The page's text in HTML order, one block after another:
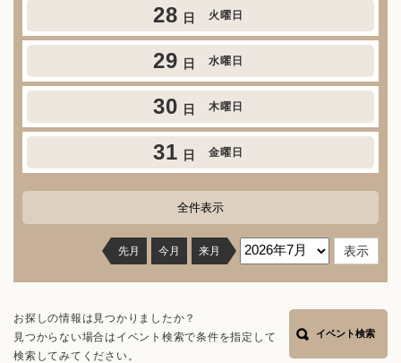
28 日 火曜日
29 日 水曜日
30 日 木曜日
31 日 金曜日
全件表示
先月 今月 来月
お探しの情報は見つかりましたか？
見つからない場合はイベント検索で条件を指定して
検索してみてください。
イベント検索